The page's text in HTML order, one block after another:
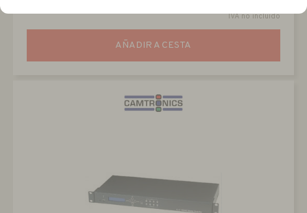
IVA no incluido
AÑADIR A CESTA